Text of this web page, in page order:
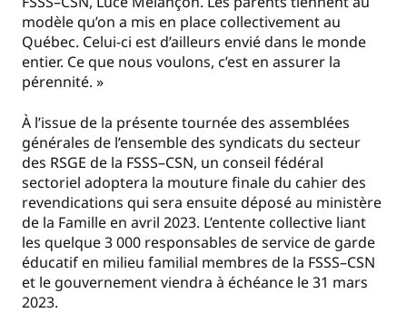
modèle qu’on a mis en place collectivement au
Québec. Celui-ci est d’ailleurs envié dans le monde
entier. Ce que nous voulons, c’est en assurer la
pérennité. »
À l’issue de la présente tournée des assemblées
générales de l’ensemble des syndicats du secteur
des RSGE de la FSSS–CSN, un conseil fédéral
sectoriel adoptera la mouture finale du cahier des
revendications qui sera ensuite déposé au ministère
de la Famille en avril 2023. L’entente collective liant
les quelque 3 000 responsables de service de garde
éducatif en milieu familial membres de la FSSS–CSN
et le gouvernement viendra à échéance le 31 mars
2023.